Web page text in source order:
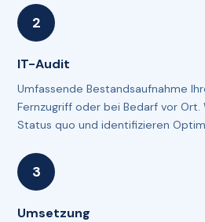
IT-Audit
Umfassende Bestandsaufnahme
Fernzugriff oder bei Bedarf vor
Status quo und identifizieren
Umsetzung